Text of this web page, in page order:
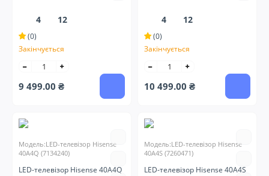
4 12
(0)
Закінчується
9 499.00 ₴
4 12
(0)
Закінчується
10 499.00 ₴
Модель:LED-телевізор Hisense
40A4Q (7134240)
LED-телевізор Hisense 40A4Q
Модель:LED-телевізор Hisense
40A4S (7260471)
LED-телевізор Hisense 40A4S